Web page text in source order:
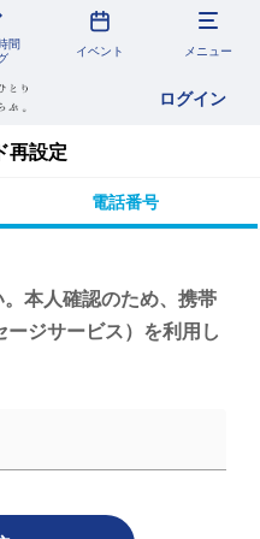
間
イベント メニュー
ログイン
再設定
電話番号
本人確認のため、携帯
ジサービス）を利用し